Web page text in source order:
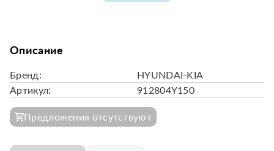
Описание
Бренд:
HYUNDAI-KIA
Артикул:
912804Y150
Предложения отсутствуют